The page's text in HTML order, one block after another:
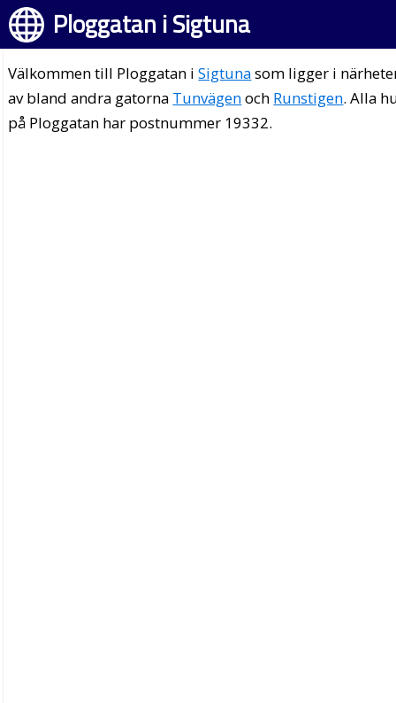
Ploggatan i Sigtuna
Välkommen till Ploggatan iSigtunasom ligger i
av bland andra gatorna Tunvägenoch Runstigen. Alla
på Ploggatan har postnummer 19332.